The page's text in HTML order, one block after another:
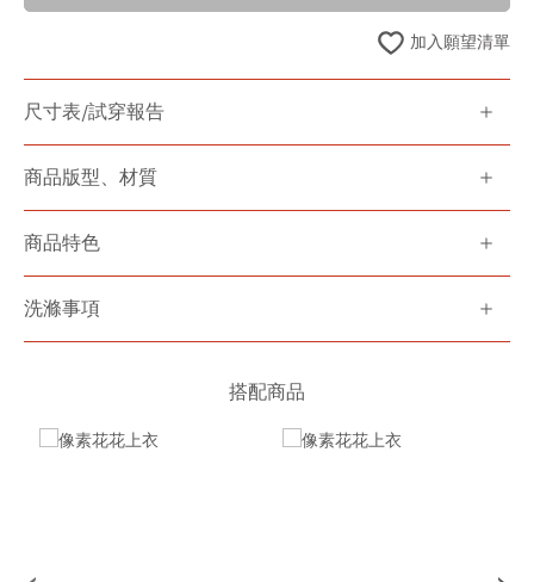
加入願望清單
尺寸表/試穿報告
商品版型、材質
商品特色
洗滌事項
搭配商品